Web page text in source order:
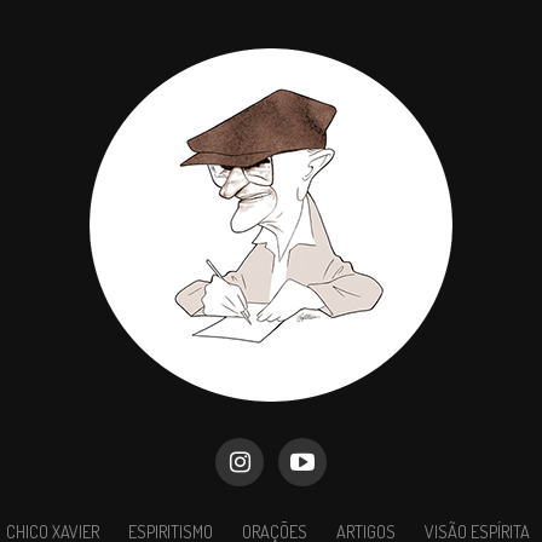
CHICO XAVIER ESPIRITISMO ORAÇÕES ARTIGOS VISÃO ESPÍRITA